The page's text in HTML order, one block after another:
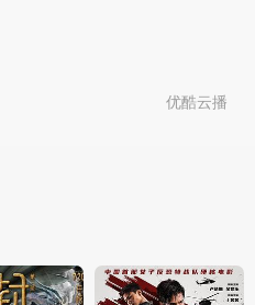
优酷云播